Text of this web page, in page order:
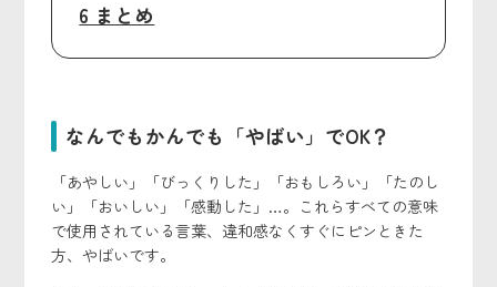
6 まとめ
なんでもかんでも「やばい」でOK？
「あやしい」「びっくりした」「おもしろい」「たのし
い」「おいしい」「感動した」…。これらすべての意味
で使用されている言葉、違和感なくすぐにピンときた
方、やばいです。